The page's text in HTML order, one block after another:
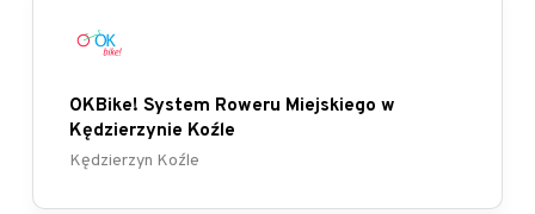
OKBike! System Roweru Miejskiego w
Kędzierzynie Koźle
Kędzierzyn Koźle